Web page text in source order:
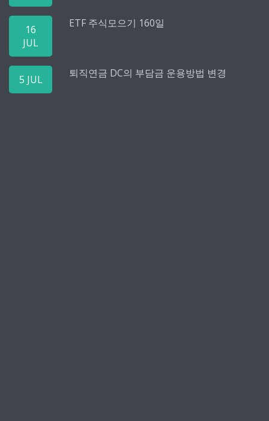
16
JUL
ETF 주식모으기 160일
5 JUL 퇴직연금 DC의 부담금 운용방법 변경